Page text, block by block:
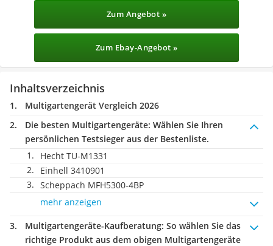
Zum Angebot »
Zum Ebay-Angebot »
Inhaltsverzeichnis
Multigartengerät Vergleich 2026
Die besten Multigartengeräte: Wählen Sie Ihren
persönlichen Testsieger aus der Bestenliste.
Hecht TU-M1331
Einhell ‎3410901
Scheppach MFH5300-4BP
mehr anzeigen
Multigartengeräte-Kaufberatung: So wählen Sie das
richtige Produkt aus dem obigen Multigartengeräte